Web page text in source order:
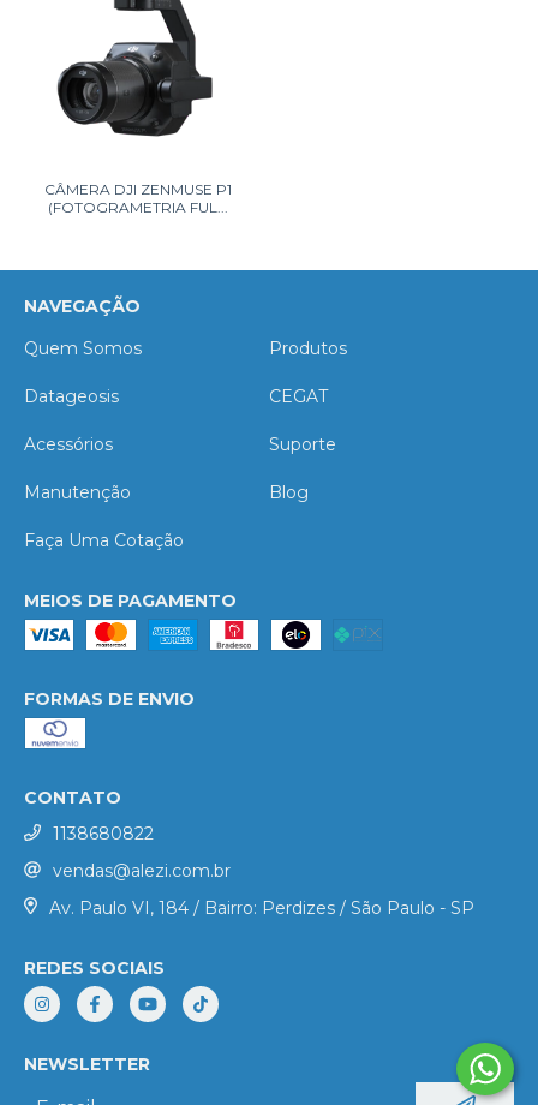
CÂMERA DJI ZENMUSE P1
(FOTOGRAMETRIA FUL...
NAVEGAÇÃO
Quem Somos
Produtos
Datageosis CEGAT
Acessórios Suporte
Manutenção Blog
Faça Uma Cotação
MEIOS DE PAGAMENTO
FORMAS DE ENVIO
CONTATO
1138680822
vendas@alezi.com.br
Av. Paulo VI, 184 / Bairro: Perdizes / São Paulo - SP
REDES SOCIAIS
NEWSLETTER